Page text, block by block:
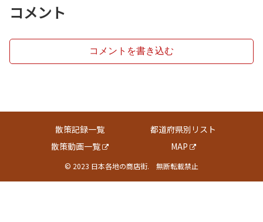
コメント
コメントを書き込む
散策記録一覧
都道府県別リスト
散策動画一覧
MAP
© 2023 日本各地の商店街. 無断転載禁止